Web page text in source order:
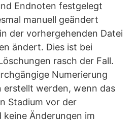
Endnoten festgelegt
manuell geändert
der vorhergehenden Datei
ändert. Dies ist bei
rasch der Fall.
Numerierung
erstellt werden, wenn das
Stadium vor der
Änderungen im